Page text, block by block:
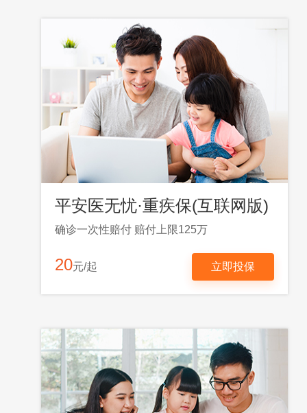
平安医无忧·重疾保(互联网版)
确诊一次性赔付 赔付上限125万
20元/起 立即投保